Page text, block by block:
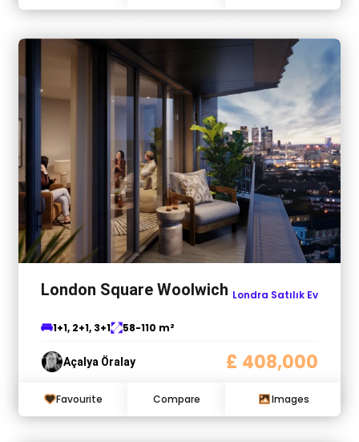
London Square Woolwich Londra Satılık Ev
1+1, 2+1, 3+1 58-110 m²
Açalya Öralay £ 408,000
Favourite Compare Images